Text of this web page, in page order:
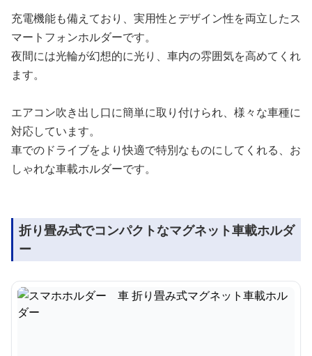
充電機能も備えており、実用性とデザイン性を両立したス
マートフォンホルダーです。
夜間には光輪が幻想的に光り、車内の雰囲気を高めてくれ
ます。
エアコン吹き出し口に簡単に取り付けられ、様々な車種に
対応しています。
車でのドライブをより快適で特別なものにしてくれる、お
しゃれな車載ホルダーです。
折り畳み式でコンパクトなマグネット車載ホルダ
ー